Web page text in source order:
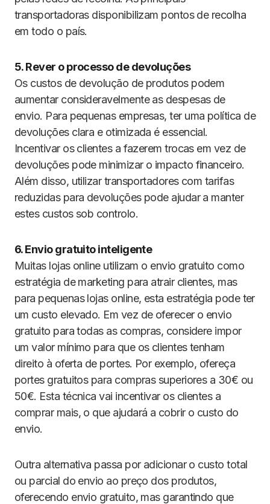
transportadoras disponibilizam pontos de recolha
em todo o país.
5. Rever o processo de devoluções
Os custos de devolução de produtos podem
aumentar consideravelmente as despesas de
envio. Para pequenas empresas, ter uma política de
devoluções clara e otimizada é essencial.
Incentivar os clientes a fazerem trocas em vez de
devoluções pode minimizar o impacto financeiro.
Além disso, utilizar transportadores com tarifas
reduzidas para devoluções pode ajudar a manter
estes custos sob controlo.
6. Envio gratuito inteligente
Muitas lojas online utilizam o envio gratuito como
estratégia de marketing para atrair clientes, mas
para pequenas lojas online, esta estratégia pode ter
um custo elevado. Em vez de oferecer o envio
gratuito para todas as compras, considere impor
um valor mínimo para que os clientes tenham
direito à oferta de portes. Por exemplo, ofereça
portes gratuitos para compras superiores a 30€ ou
50€. Esta técnica vai incentivar os clientes a
comprar mais, o que ajudará a cobrir o custo do
envio.
Outra alternativa passa por adicionar o custo total
ou parcial do envio ao preço dos produtos,
oferecendo envio gratuito, mas garantindo que